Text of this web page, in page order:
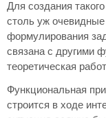
Для создания
столь уж
формулирования
связана с другими
теоретическая
Функциональная
строится в ходе